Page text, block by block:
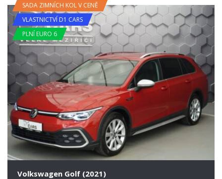
SADA ZIMNÍCH KOL V CENĚ
VLASTNICTVÍ D1 CARS
PLNÍ EURO 6
Volkswagen Golf (2021)